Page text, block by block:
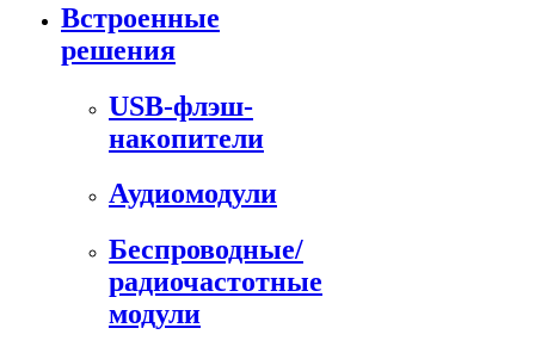
Встроенные
решения
USB-флэш-
накопители
Аудиомодули
Беспроводные/
радиочастотные
модули